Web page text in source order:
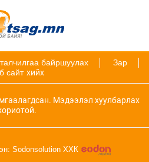
байршуулах
Зар
сайт хийх
Мэдээлэл хуулбарлах
Sodonsolution ХХК